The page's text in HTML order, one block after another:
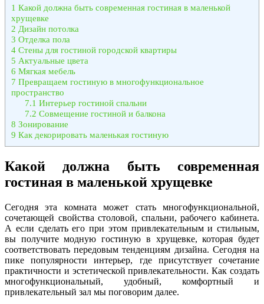
1 Какой должна быть современная гостиная в маленькой
хрущевке
2 Дизайн потолка
3 Отделка пола
4 Стены для гостиной городской квартиры
5 Актуальные цвета
6 Мягкая мебель
7 Превращаем гостиную в многофункциональное
пространство
7.1 Интерьер гостиной спальни
7.2 Совмещение гостиной и балкона
8 Зонирование
9 Как декорировать маленькая гостиную
Какой должна быть современная
гостиная в маленькой хрущевке
Сегодня эта комната может стать многофункциональной,
сочетающей свойства столовой, спальни, рабочего кабинета.
А если сделать его при этом привлекательным и стильным,
вы получите модную гостиную в хрущевке, которая будет
соответствовать передовым тенденциям дизайна. Сегодня на
пике популярности интерьер, где присутствует сочетание
практичности и эстетической привлекательности. Как создать
многофункциональный, удобный, комфортный и
привлекательный зал мы поговорим далее.